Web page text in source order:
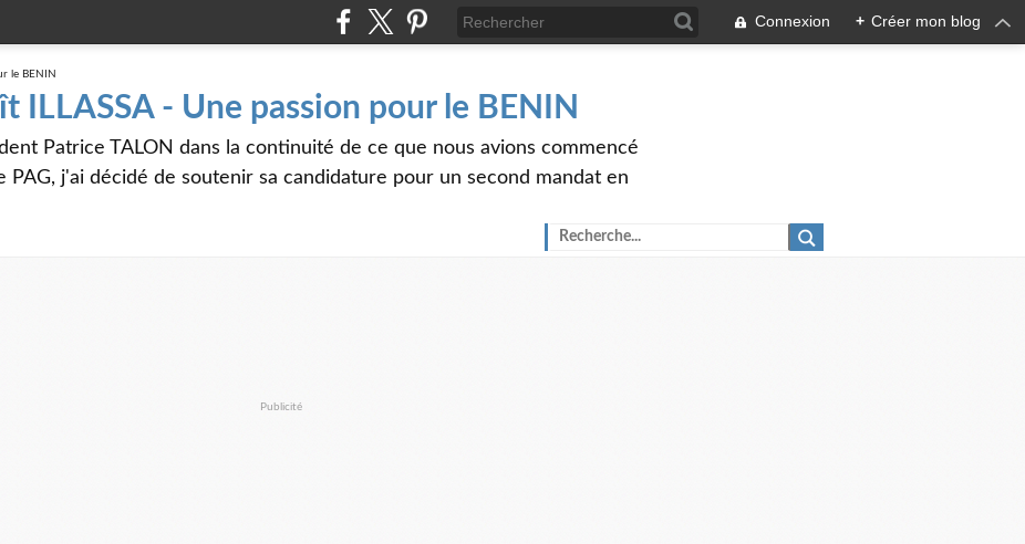
Connexion + Créer mon blog
ILLASSA - Une passion pour le BENIN
Patrice TALON dans la continuité de ce que nous avions commencé
PAG, j'ai décidé de soutenir sa candidature pour un second mandat en
Publicité